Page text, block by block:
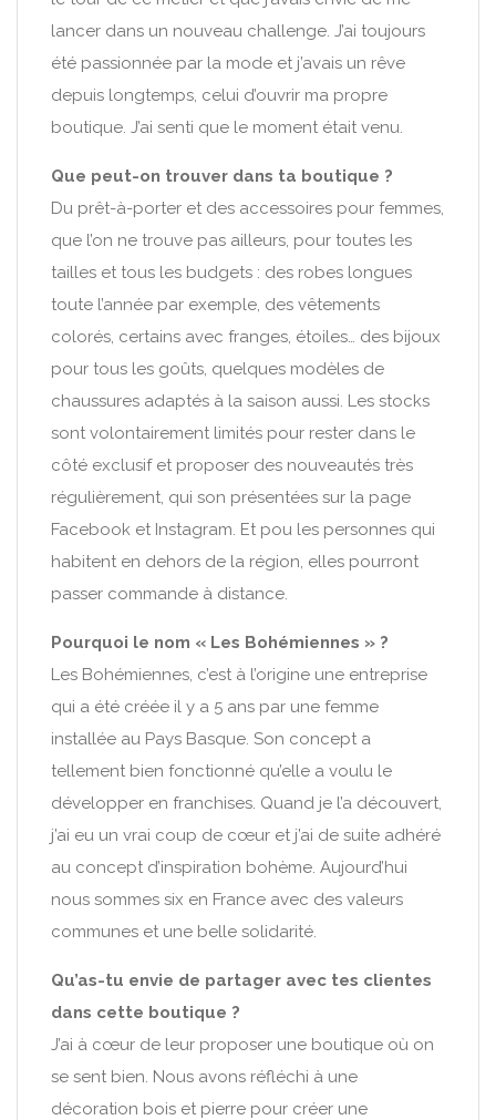
lancer dans un nouveau challenge. J’ai toujours
été passionnée par la mode et j’avais un rêve
depuis longtemps, celui d’ouvrir ma propre
boutique. J’ai senti que le moment était venu.
Que peut-on trouver dans ta boutique ?
Du prêt-à-porter et des accessoires pour femmes,
que l’on ne trouve pas ailleurs, pour toutes les
tailles et tous les budgets : des robes longues
toute l’année par exemple, des vêtements
colorés, certains avec franges, étoiles… des bijoux
pour tous les goûts, quelques modèles de
chaussures adaptés à la saison aussi. Les stocks
sont volontairement limités pour rester dans le
côté exclusif et proposer des nouveautés très
régulièrement, qui son présentées sur la page
Facebook et Instagram. Et pou les personnes qui
habitent en dehors de la région, elles pourront
passer commande à distance.
Pourquoi le nom « Les Bohémiennes » ?
Les Bohémiennes, c’est à l’origine une entreprise
qui a été créée il y a 5 ans par une femme
installée au Pays Basque. Son concept a
tellement bien fonctionné qu’elle a voulu le
développer en franchises. Quand je l’a découvert,
j’ai eu un vrai coup de cœur et j’ai de suite adhéré
au concept d’inspiration bohème. Aujourd’hui
nous sommes six en France avec des valeurs
communes et une belle solidarité.
Qu’as-tu envie de partager avec tes clientes
dans cette boutique ?
J’ai à cœur de leur proposer une boutique où on
se sent bien. Nous avons réfléchi à une
décoration bois et pierre pour créer une